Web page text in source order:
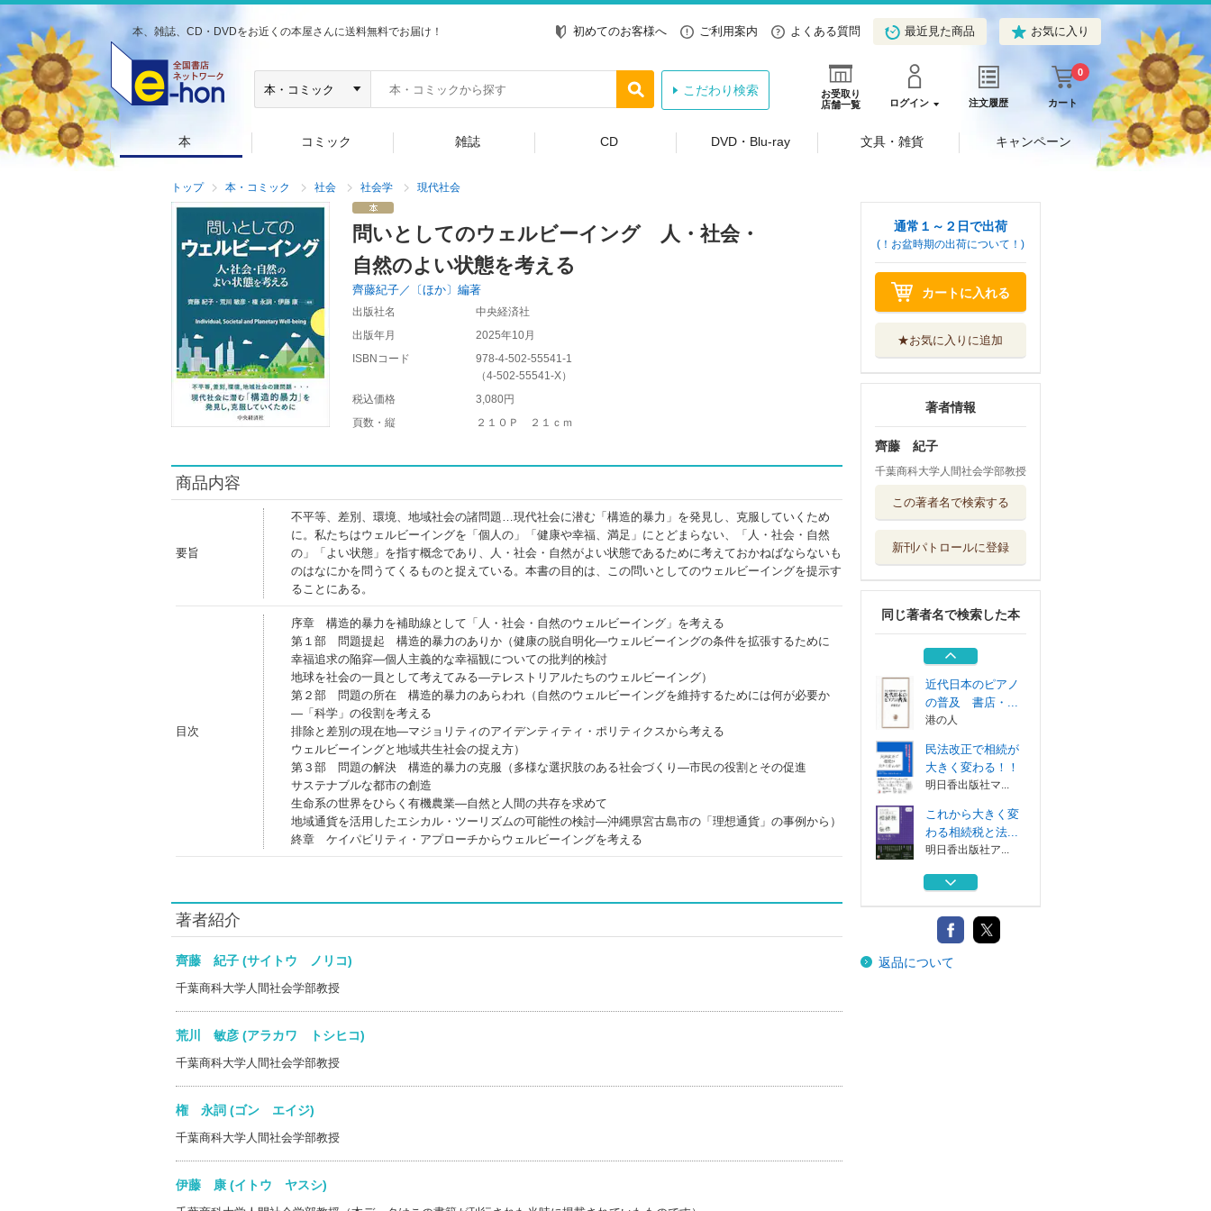
本、雑誌、CD・DVDをお近くの本屋さんに送料無料でお届け！ 初めてのお客様へ ご利用案内 よくある質問 最近見た商品 お気に入り
お受取り
店舗一覧
ログイン 注文履歴 カート
0
こだわり検索
本 コミック 雑誌 CD DVD・Blu-ray 文具・雑貨 キャンペーン
トップ 本・コミック 社会 社会学 現代社会
問いとしてのウェルビーイング 人・社会・
自然のよい状態を考える
齊藤紀子／〔ほか〕編著
出版社名
中央経済社
出版年月
2025年10月
ISBNコード
978-4-502-55541-1
（4-502-55541-X）
税込価格
3,080円
頁数・縦
２１０Ｐ ２１ｃｍ
商品内容
要旨
不平等、差別、環境、地域社会の諸問題…現代社会に潜む「構造的暴力」を発見し、克服していくため
に。私たちはウェルビーイングを「個人の」「健康や幸福、満足」にとどまらない、「人・社会・自然
の」「よい状態」を指す概念であり、人・社会・自然がよい状態であるために考えておかねばならないも
のはなにかを問うてくるものと捉えている。本書の目的は、この問いとしてのウェルビーイングを提示す
ることにある。
目次
序章 構造的暴力を補助線として「人・社会・自然のウェルビーイング」を考える
第１部 問題提起 構造的暴力のありか（健康の脱自明化―ウェルビーイングの条件を拡張するために
幸福追求の陥穽―個人主義的な幸福観についての批判的検討
地球を社会の一員として考えてみる―テレストリアルたちのウェルビーイング）
第２部 問題の所在 構造的暴力のあらわれ（自然のウェルビーイングを維持するためには何が必要か
―「科学」の役割を考える
排除と差別の現在地―マジョリティのアイデンティティ・ポリティクスから考える
ウェルビーイングと地域共生社会の捉え方）
第３部 問題の解決 構造的暴力の克服（多様な選択肢のある社会づくり―市民の役割とその促進
サステナブルな都市の創造
生命系の世界をひらく有機農業―自然と人間の共存を求めて
地域通貨を活用したエシカル・ツーリズムの可能性の検討―沖縄県宮古島市の「理想通貨」の事例から）
終章 ケイパビリティ・アプローチからウェルビーイングを考える
著者紹介
齊藤 紀子 (サイトウ ノリコ)
千葉商科大学人間社会学部教授
荒川 敏彦 (アラカワ トシヒコ)
千葉商科大学人間社会学部教授
権 永詞 (ゴン エイジ)
千葉商科大学人間社会学部教授
伊藤 康 (イトウ ヤスシ)
通常１～２日で出荷
(！お盆時期の出荷について！)
カートに入れる
★お気に入りに追加
著者情報
齊藤 紀子
千葉商科大学人間社会学部教授
この著者名で検索する
新刊パトロールに登録
同じ著者名で検索した本
わる相続税と法...
これから大きく変
明日香出版社ア...
脳を学ぶ ３
協同医書出版社
近代日本のピアノ
の普及 書店・...
港の人
民法改正で相続が
大きく変わる！！
明日香出版社マ...
これから大きく変
わる相続税と法...
明日香出版社ア...
これから大きく変
明日香出版社ア...
脳を学ぶ ３
協同医書出版社
返品について